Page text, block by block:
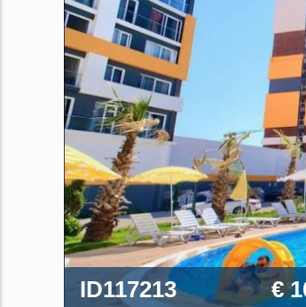
ID117213 €